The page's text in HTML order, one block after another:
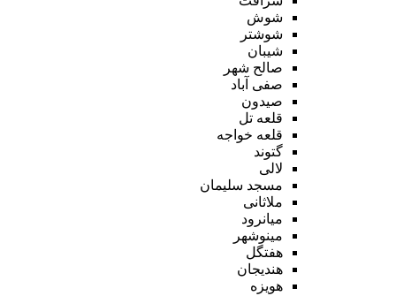
شوش
شوشتر
شیبان
صالح شهر
صفی آباد
صیدون
قلعه تل
قلعه خواجه
گتوند
لالی
مسجد سلیمان
ملاثانی
میانرود
مینوشهر
هفتگل
هندیجان
هویزه